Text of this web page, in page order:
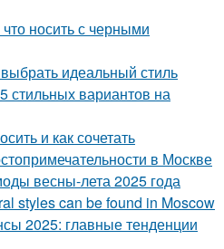
носить с черными
идеальный стиль
стильных вариантов на
и как сочетать
в Москве
весны-лета 2025 года
styles can be found in Moscow
2025: главные тенденции